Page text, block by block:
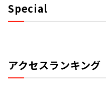
Special
アクセスランキング